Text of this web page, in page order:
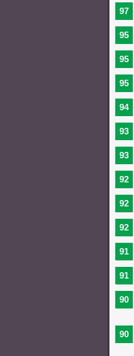
97
95
95
95
94
93
93
92
92
92
91
91
90
90